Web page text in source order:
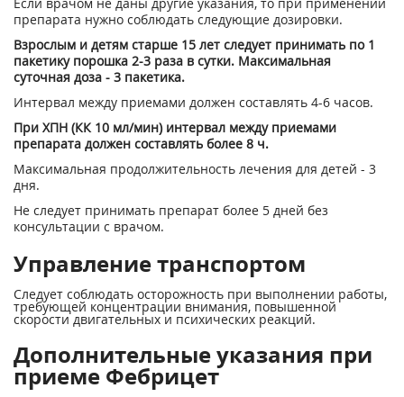
препарата нужно соблюдать следующие дозировки.
Взрослым и детям старше 15 лет следует принимать по 1
пакетику порошка 2-3 раза в сутки. Максимальная
суточная доза - 3 пакетика.
Интервал между приемами должен составлять 4-6 часов.
При ХПН (КК 10 мл/мин) интервал между приемами
препарата должен составлять более 8 ч.
Максимальная продолжительность лечения для детей - 3
дня.
Не следует принимать препарат более 5 дней без
консультации с врачом.
Управление транспортом
Следует соблюдать осторожность при выполнении работы,
требующей концентрации внимания, повышенной
скорости двигательных и психических реакций.
Дополнительные указания при
приеме Фебрицет